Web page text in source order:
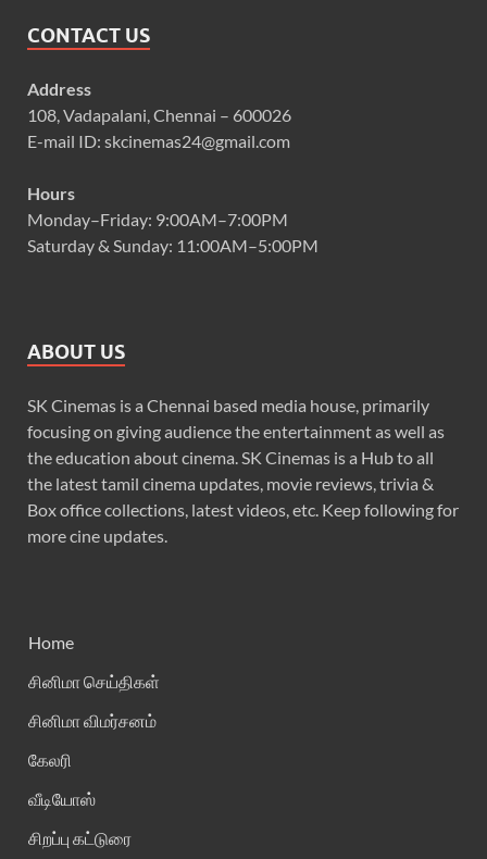
CONTACT US
Address
108, Vadapalani, Chennai – 600026
E-mail ID: skcinemas24@gmail.com
Hours
Monday–Friday: 9:00AM–7:00PM
Saturday & Sunday: 11:00AM–5:00PM
ABOUT US
SK Cinemas is a Chennai based media house, primarily
focusing on giving audience the entertainment as well as
the education about cinema. SK Cinemas is a Hub to all
the latest tamil cinema updates, movie reviews, trivia &
Box office collections, latest videos, etc. Keep following for
more cine updates.
Home
சினிமா செய்திகள்
சினிமா விமர்சனம்
கேலரி
வீடியோஸ்
சிறப்பு கட்டுரை